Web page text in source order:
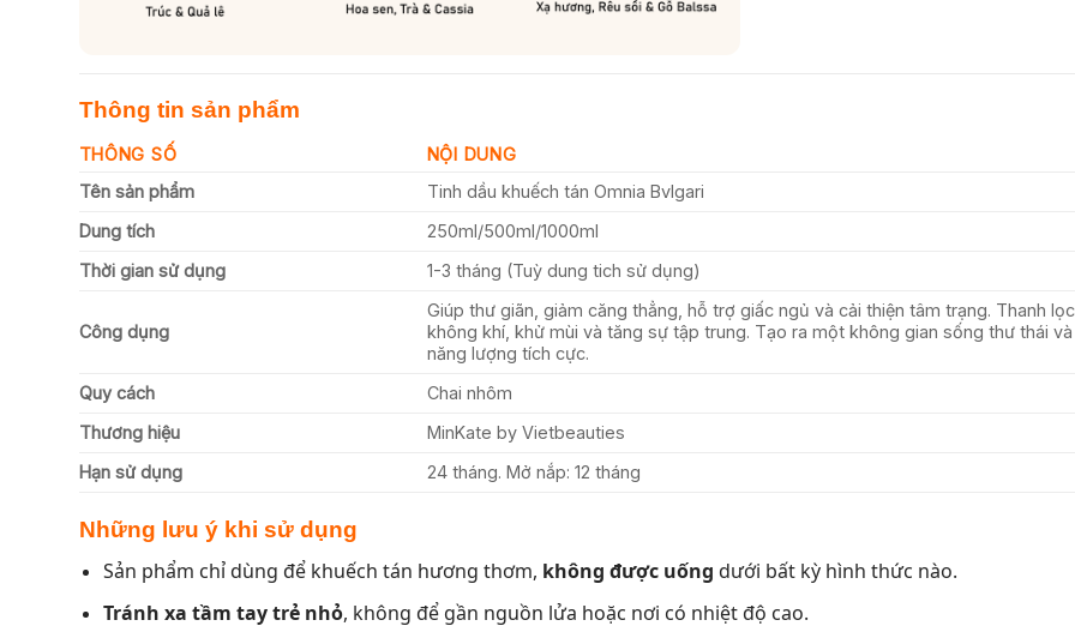
Thông tin sản phẩm
THÔNG SỐ
NỘI DUNG
Tên sản phẩm
Tinh dầu khuếch tán Omnia Bvlgari
Dung tích
250ml/500ml/1000ml
Thời gian sử dụng
1-3 tháng (Tuỳ dung tich sử dụng)
Công dụng
Giúp thư giãn, giảm căng thẳng, hỗ trợ giấc ngủ và cải thiện tâm trạng. Thanh lọc
không khí, khử mùi và tăng sự tập trung. Tạo ra một không gian sống thư thái
năng lượng tích cực.
Quy cách
Chai nhôm
Thương hiệu
MinKate by Vietbeauties
Hạn sử dụng
24 tháng. Mở nắp: 12 tháng
Những lưu ý khi sử dụng
Sản phẩm chỉ dùng để khuếch tán hương thơm, không được uống dưới bất kỳ hình thức nào.
Tránh xa tầm tay trẻ nhỏ, không để gần nguồn lửa hoặc nơi có nhiệt độ cao.